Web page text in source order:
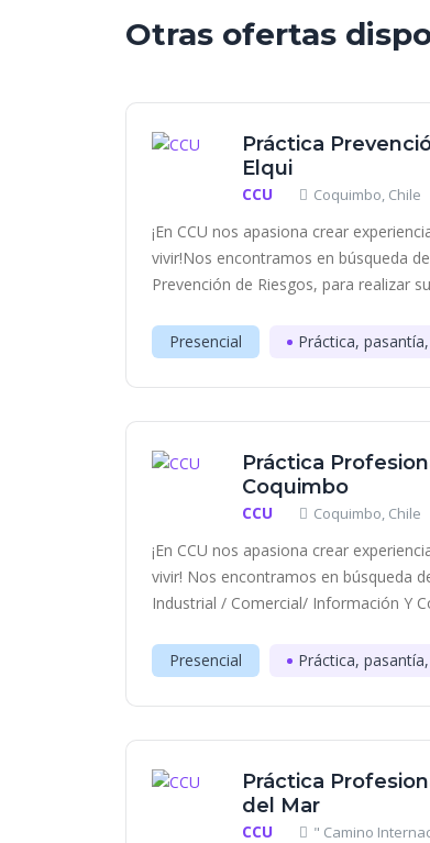
Otras ofertas
Práctica
Elqui
CCU Coquimbo, Chile
¡En CCU nos apasiona crear
vivir!Nos encontramos en búsqueda
Prevención de Riesgos, para realizar
Presencial Práctica,
Práctica
Coquimbo
CCU Coquimbo, Chile
¡En CCU nos apasiona crear
vivir! Nos encontramos en búsqueda
Industrial / Comercial/ Información Y
Presencial Práctica,
Práctica
del Mar
CCU " Camino